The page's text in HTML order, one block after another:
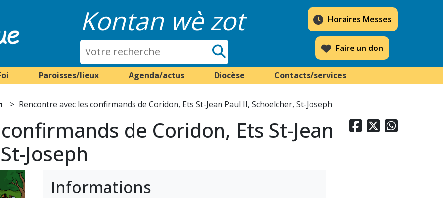
Kontan wè zot Horaires Messes
Faire un don
Paroisses/lieux Agenda/actus Diocèse Contacts/services
Rencontre avec les confirmands de Coridon, Ets St-Jean Paul II, Schoelcher, St-Joseph
  
de Coridon, Ets St-Jean
Joseph
Informations